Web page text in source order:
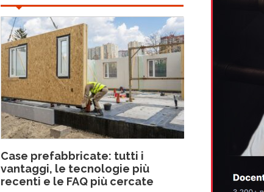
Case prefabbricate: tutti i
vantaggi, le tecnologie più
recenti e le FAQ più cercate